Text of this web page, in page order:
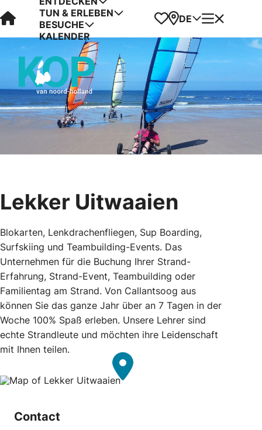
Visit Kop van Holland
TUN & ERLEBEN
BESUCHE
KALENDER
Favoriten
Karte
DE Menü
Lekker Uitwaaien
Blokarten, Lenkdrachenfliegen, Sup Boarding,
Surfskiing und Teambuilding-Events. Das
Unternehmen für die Buchung Ihrer Strand-
Erfahrung, Strand-Event, Teambuilding oder
Familientag am Strand. Von Callantsoog aus
können Sie das ganze Jahr über an 7 Tagen in der
Woche 100% Spaß erleben. Unsere Lehrer sind
echte Strandleute und möchten ihre Leidenschaft
mit Ihnen teilen.
Contact